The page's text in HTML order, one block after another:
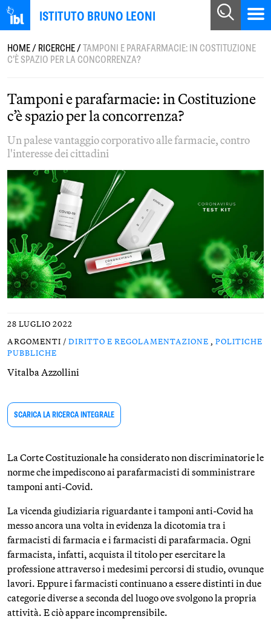
ISTITUTO BRUNO LEONI
HOME/RICERCHE/TAMPONI E PARAFARMACIE: IN COSTITUZIONE
C’È SPAZIO PER LA CONCORRENZA?
Tamponi e parafarmacie: in Costituzione
c’è spazio per la concorrenza?
Un palese vantaggio corporativo alle farmacie, contro
l'interesse dei cittadini
28 LUGLIO 2022
ARGOMENTI / DIRITTO E REGOLAMENTAZIONE , POLITICHE
PUBBLICHE
Vitalba Azzollini
SCARICA LA RICERCA INTEGRALE
La Corte Costituzionale ha considerato non discriminatorie le
norme che impediscono ai parafarmacisti di somministrare
tamponi anti-Covid.
La vicenda giudiziaria riguardante i tamponi anti-Covid ha
messo ancora una volta in evidenza la dicotomia tra i
farmacisti di farmacia e i farmacisti di parafarmacia. Ogni
farmacista, infatti, acquista il titolo per esercitare la
professione attraverso i medesimi percorsi di studio, ovunque
lavori. Eppure i farmacisti continuano a essere distinti in due
categorie diverse a seconda del luogo ove svolgono la propria
attività. E ciò appare incomprensibile.